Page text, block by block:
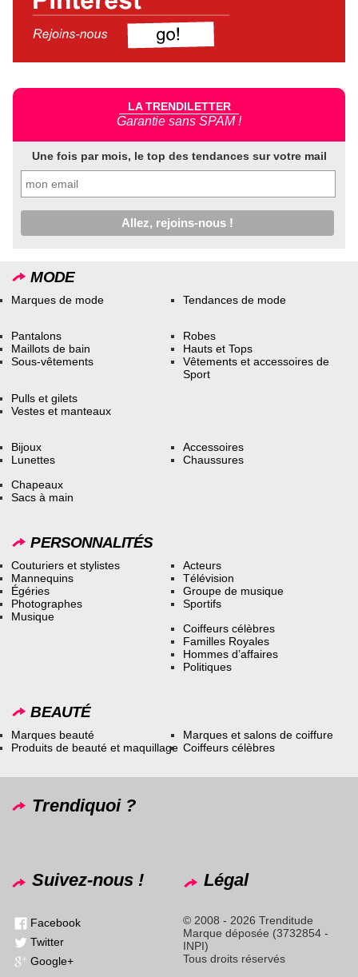
LA TRENDILETTER
Garantie sans SPAM !
Une fois par mois, le top des tendances sur votre mail
MODE
Marques de mode Tendances de mode
Pantalons
Maillots de bain
Sous-vêtements
Robes
Hauts et Tops
Vêtements et accessoires de
Sport
Pulls et gilets
Vestes et manteaux
Bijoux
Lunettes
Accessoires
Chaussures
Chapeaux
Sacs à main
PERSONNALITÉS
Couturiers et stylistes
Mannequins
Égéries
Photographes
Musique
Acteurs
Télévision
Groupe de musique
Sportifs
Coiffeurs célèbres
Familles Royales
Hommes d’affaires
Politiques
BEAUTÉ
Marques beauté
Produits de beauté et maquillage
Marques et salons de coiffure
Coiffeurs célèbres
Trendiquoi ?
Suivez-nous !
Facebook
Twitter
Google+
Légal
© 2008 - 2026 Trenditude
Marque déposée (3732854 -
INPI)
Tous droits réservés